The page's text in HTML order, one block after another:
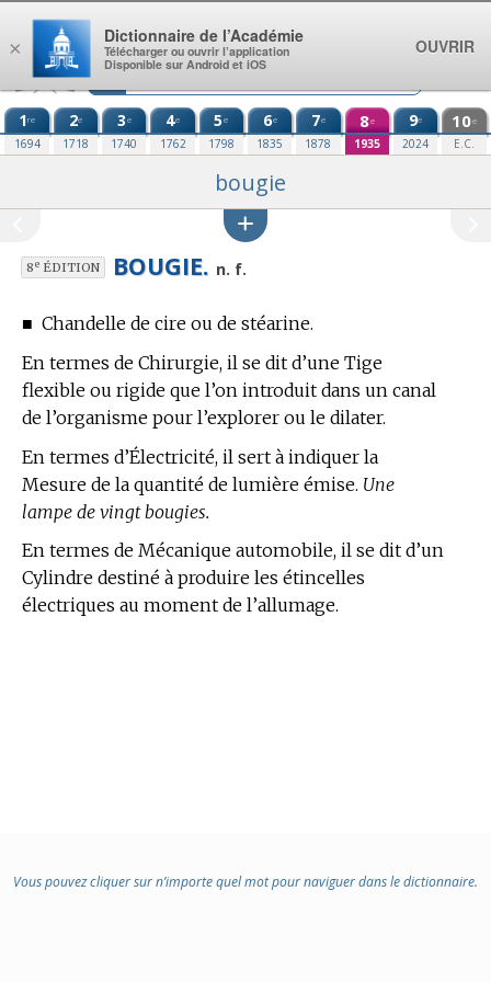
Aller au contenu
1re
1694
2e
1718
3e
1740
4e
1762
5e
1798
6e
1835
7e
1878
8e
1935
9e
2024
10e
E.C.
bougie
8eÉDITION BOUGIE. n. f.
■ Chandelle de cire ou de stéarine.
En termes de Chirurgie, il se dit d’une Tige
flexible ou rigide que l’on introduit dans un canal
de l’organisme pour l’explorer ou le dilater.
En termes d’Électricité, il sert à indiquer la
Mesure de la quantité de lumière émise. Une
lampe de vingt bougies.
En termes de Mécanique automobile, il se dit d’un
Cylindre destiné à produire les étincelles
électriques au moment de l’allumage.
Vous pouvez cliquer sur n’importe quel mot pour naviguer dans le dictionnaire.
×
Dictionnaire de l’Académie
Télécharger ou ouvrir l’application
Disponible sur Android et iOS
OUVRIR